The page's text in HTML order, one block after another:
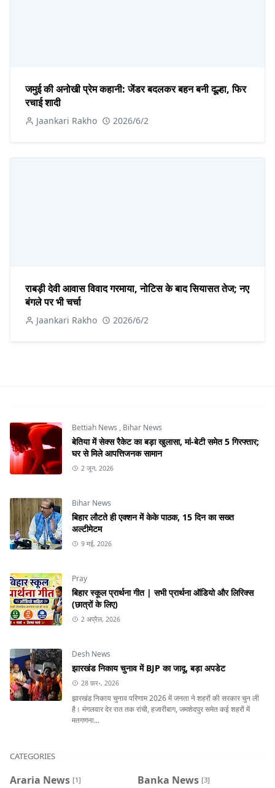
जमुई की अनोखी प्रेम कहानी: जेंडर बदलकर बहन बनी दूल्हा, फिर
रचाई शादी
Jaankari Rakho 2026/6/2
राबड़ी देवी आवास विवाद गरमाया, नोटिस के बाद सियासत तेज; नए
बंगले पर भी चर्चा
Jaankari Rakho 2026/6/2
Bettiah News , Bihar News
बेतिया में सेक्स रैकेट का बड़ा खुलासा, मां-बेटी समेत 5 गिरफ्तार;
घर से मिले आपत्तिजनक सामान
2 जून, 2026
Bihar News
बिहार लौटते ही एक्शन में केके पाठक, 15 दिन का सख्त
अल्टीमेटम
9 मई, 2026
Pray
बिहार स्कूल प्रार्थना गीत | सभी प्रार्थना ऑडियो और लिरिक्स
(छात्रों के लिए)
2 अप्रैल, 2026
Desh News
झारखंड निकाय चुनाव में BJP का जादू, बड़ा अपडेट
28 फ़र॰, 2026
झारखंड निकाय चुनाव परिणाम 2026 में जनता ने शहरों की सरकार चुन ली
है। मंगलवार देर रात तक रांची, हजारीबाग, जमशेदपुर समेत कई शहरों में
मतगणना...
CATEGORIES
Araria News [1] Banka News [3]